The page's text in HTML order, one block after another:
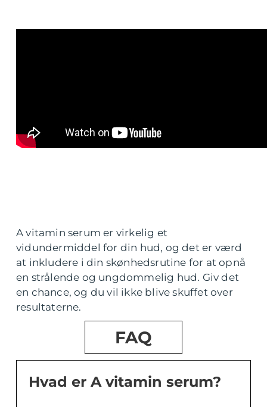
A vitamin serum er virkelig et
vidundermiddel for din hud, og det er værd
at inkludere i din skønhedsrutine for at opnå
en strålende og ungdommelig hud. Giv det
en chance, og du vil ikke blive skuffet over
resultaterne.
FAQ
Hvad er A vitamin serum?